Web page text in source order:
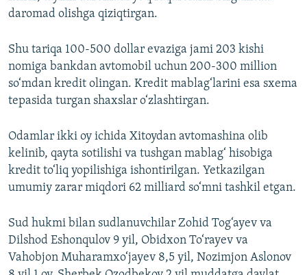
daromad olishga qiziqtirgan.
Shu tariqa 100-500 dollar evaziga jami 203 kishi
nomiga bankdan avtomobil uchun 200-300 million
so‘mdan kredit olingan. Kredit mablag‘larini esa sxema
tepasida turgan shaxslar o‘zlashtirgan.
Odamlar ikki oy ichida Xitoydan avtomashina olib
kelinib, qayta sotilishi va tushgan mablag‘ hisobiga
kredit to‘liq yopilishiga ishontirilgan. Yetkazilgan
umumiy zarar miqdori 62 milliard so‘mni tashkil etgan.
Sud hukmi bilan sudlanuvchilar Zohid Tog‘ayev va
Dilshod Eshonqulov 9 yil, Obidxon To‘rayev va
Vahobjon Muharamxo‘jayev 8,5 yil, Nozimjon Aslonov